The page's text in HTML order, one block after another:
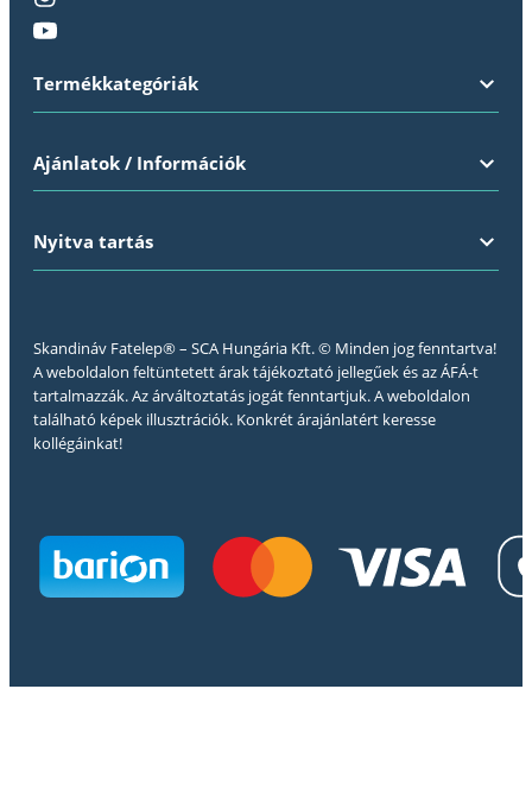
Termékkategóriák
Ajánlatok / Információk
Nyitva tartás
Skandináv Fatelep® – SCA Hungária Kft. © Minden jog fenntartva!
A weboldalon feltüntetett árak tájékoztató jellegűek és az ÁFÁ-t
tartalmazzák. Az árváltoztatás jogát fenntartjuk. A weboldalon
található képek illusztrációk. Konkrét árajánlatért keresse
kollégáinkat!